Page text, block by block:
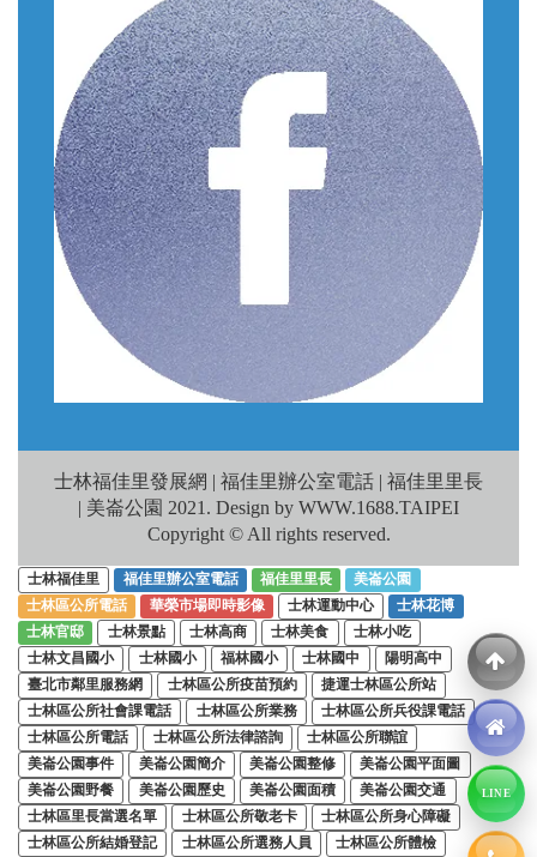
士林福佳里發展網 | 福佳里辦公室電話 | 福佳里里長
| 美崙公園 2021. Design by WWW.1688.TAIPEI
Copyright © All rights reserved.
士林福佳里 福佳里辦公室電話 福佳里里長
美崙公園
士林區公所電話
華榮市場即時影像 士林運動中心
士林花博
士林官邸
士林景點 士林高商 士林美食
士林小吃
士林文昌國小
士林國小 福林國小 士林國中
陽明高中
臺北市鄰里服務網
士林區公所疫苗預約
捷運士林區公所站
士林區公所社會課電話
士林區公所業務
士林區公所兵役課電話
士林區公所電話
士林區公所法律諮詢
士林區公所聯誼
美崙公園事件
美崙公園簡介 美崙公園整修
美崙公園平面圖
美崙公園野餐
美崙公園歷史 美崙公園面積
美崙公園交通
士林區里長當選名單
士林區公所敬老卡
士林區公所身心障礙
士林區公所結婚登記
士林區公所選務人員 士林區公所體檢
LINE